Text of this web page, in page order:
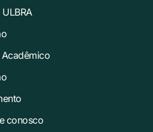
conosco